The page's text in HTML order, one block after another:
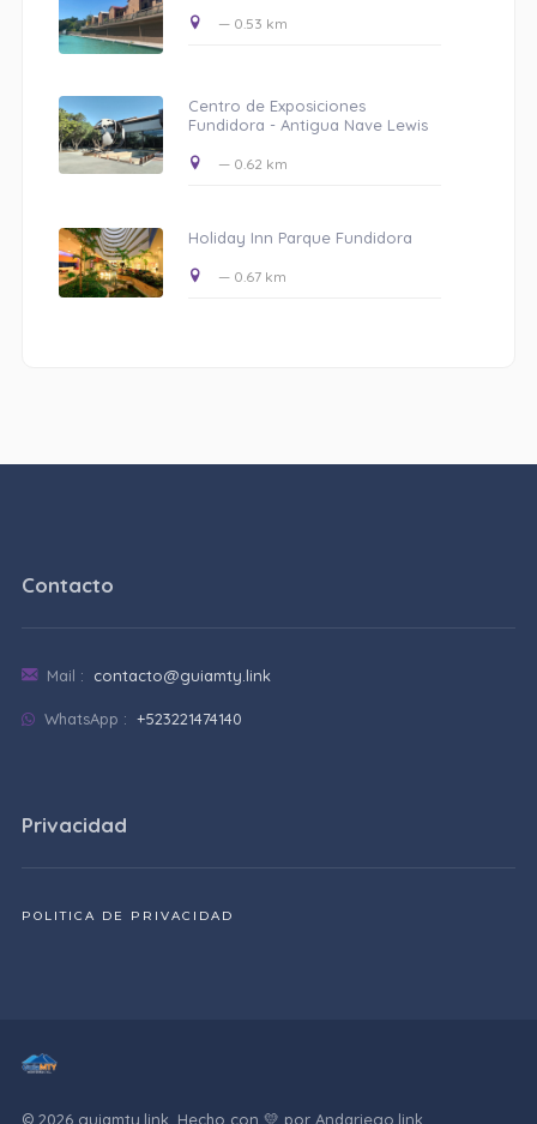
— 0.53 km
Centro de Exposiciones
Fundidora - Antigua Nave Lewis
— 0.62 km
Holiday Inn Parque Fundidora
— 0.67 km
Contacto
Mail : contacto@guiamty.link
WhatsApp : +523221474140
Privacidad
POLITICA DE PRIVACIDAD
© 2026 guiamty.link. Hecho con 💛 por Andariego.link